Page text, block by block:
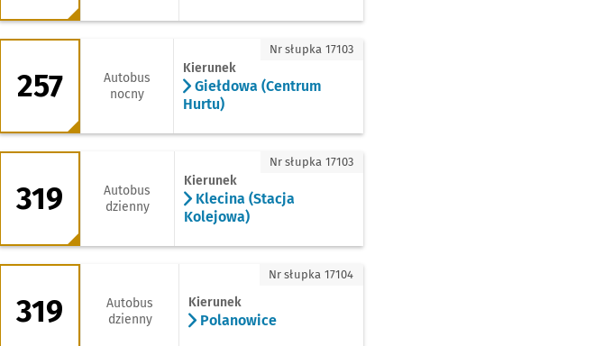
257 - kierunek Giełdowa (Centrum Hurtu)
257
Autobus
nocny
Kierunek
Giełdowa (Centrum
Hurtu)
Nr słupka 17103
319 - kierunek Klecina (Stacja Kolejowa)
319
Autobus
dzienny
Kierunek
Klecina (Stacja
Kolejowa)
Nr słupka 17103
319 - kierunek Polanowice
319
Autobus
dzienny
Kierunek
Polanowice
Nr słupka 17104